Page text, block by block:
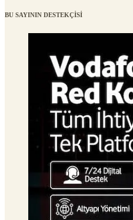
BU SAYININ DESTEKÇİSİ